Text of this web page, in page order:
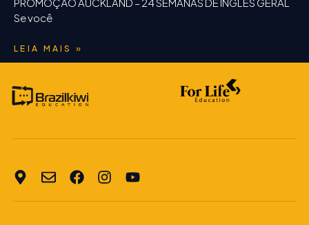
PROMOÇÃO AUCKLAND – 24 SEMANAS DE INGLÊS GERAL
Se você
LEIA MAIS »